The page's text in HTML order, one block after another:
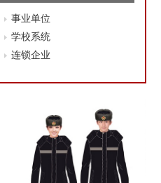
事业单位
学校系统
连锁企业